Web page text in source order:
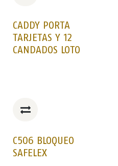
CADDY PORTA
TARJETAS Y 12
CANDADOS LOTO
C506 BLOQUEO
SAFELEX